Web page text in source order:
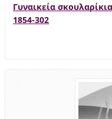
Γυναικεία
1854-302